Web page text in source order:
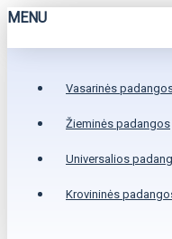
MENU
Vasarinės
Žieminės padangos
Universalios
Krovininės